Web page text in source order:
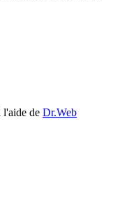
l'aide de Dr.Web